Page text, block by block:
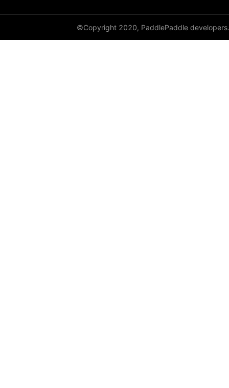
©Copyright 2020, PaddlePaddle developers.